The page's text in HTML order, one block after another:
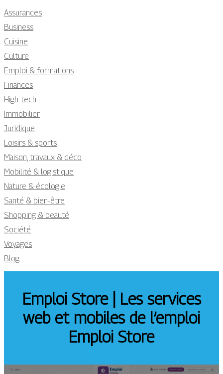
Assurances
Business
Cuisine
Culture
Emploi & formations
Finances
High-tech
Immobilier
Juridique
Loisirs & sports
Maison, travaux & déco
Mobilité & logistique
Nature & écologie
Santé & bien-être
Shopping & beauté
Société
Voyages
Blog
Emploi Store | Les services
web et mobiles de l’emploi
Emploi Store